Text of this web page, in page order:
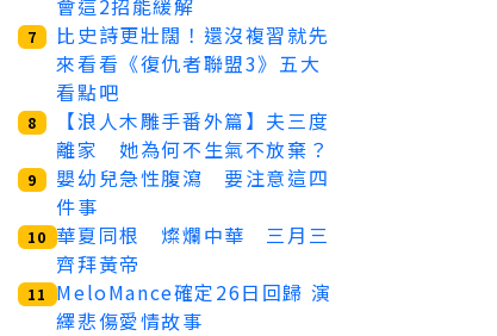
會這2招能緩解
7
比史詩更壯闊！還沒複習就先
來看看《復仇者聯盟3》五大
看點吧
8
【浪人木雕手番外篇】夫三度
離家 她為何不生氣不放棄？
9
嬰幼兒急性腹瀉 要注意這四
件事
10 華夏同根 燦爛中華 三月三
齊拜黃帝
11
MeloMance確定26日回歸 演
繹悲傷愛情故事